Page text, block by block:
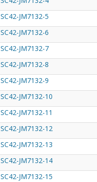
SC42-JM7132-5
SC42-JM7132-6
SC42-JM7132-7
SC42-JM7132-8
SC42-JM7132-9
SC42-JM7132-10
SC42-JM7132-11
SC42-JM7132-12
SC42-JM7132-13
SC42-JM7132-14
SC42-JM7132-15